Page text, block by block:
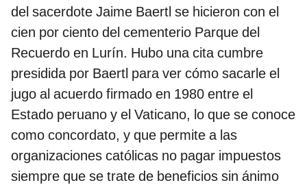
del sacerdote Jaime Baertl se hicieron con el
cien por ciento del cementerio Parque del
Recuerdo en Lurín. Hubo una cita cumbre
presidida por Baertl para ver cómo sacarle el
jugo al acuerdo firmado en 1980 entre el
Estado peruano y el Vaticano, lo que se conoce
como concordato, y que permite a las
organizaciones católicas no pagar impuestos
siempre que se trate de beneficios sin ánimo